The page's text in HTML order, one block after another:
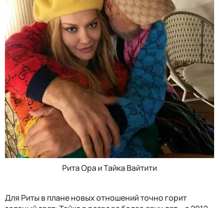
Рита Ора и Тайка Вайтити
Для Риты в плане новых отношений точно горит